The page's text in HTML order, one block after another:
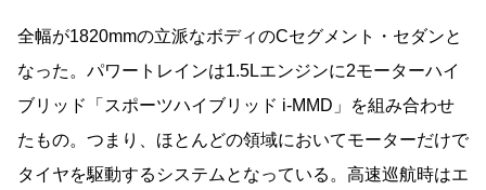
全幅が1820mmの立派なボディのCセグメント・セダンと
なった。パワートレインは1.5Lエンジンに2モーターハイ
ブリッド「スポーツハイブリッド i-MMD」を組み合わせ
たもの。つまり、ほとんどの領域においてモーターだけで
タイヤを駆動するシステムとなっている。高速巡航時はエ